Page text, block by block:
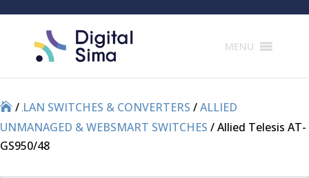
MENU
//LAN SWITCHES & CONVERTERS /ALLIED
UNMANAGED & WEBSMART SWITCHES / Allied Telesis AT-
GS950/48